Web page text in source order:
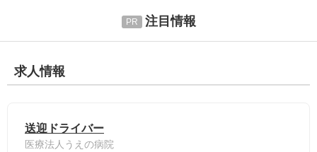
注目情報
求人情報
送迎ドライバー
医療法人うえの病院